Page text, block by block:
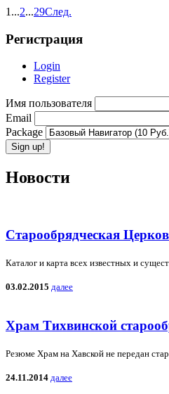
1 ...2...29След.
Регистрация
Login
Register
Имя пользователя
Email
Package
Новости
Старообрядческая
Каталог и карта всех известных и
03.02.2015 далее
Храм Тихвинской
Резюме Храм на Хавской не передан
24.11.2014 далее